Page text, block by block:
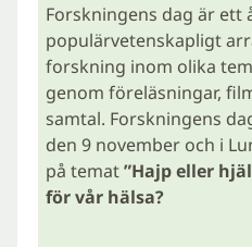
Forskningens dag är ett
populärvetenskapligt
forskning inom olika
genom föreläsningar,
samtal. Forskningens
den 9 november och i
på temat”Hajp eller
för vår hälsa?